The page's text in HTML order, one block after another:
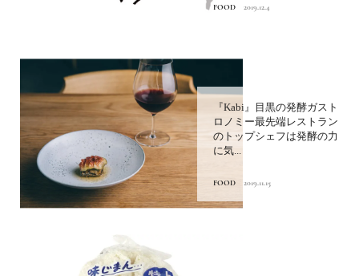
FOOD 2019.12.4
『Kabi』目黒の発酵ガスト
ロノミー最先端レストラン
のトップシェフは発酵の力
に気...
FOOD 2019.11.15